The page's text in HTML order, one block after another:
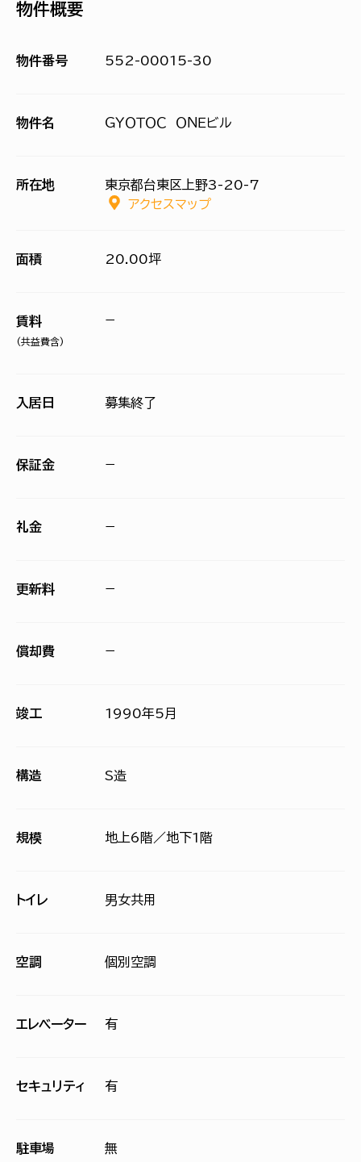
物件概要
物件番号 552-00015-30
物件名 ＧＹＯＴＯＣ ＯＮＥビル
所在地
東京都台東区上野3-20-7
アクセスマップ
面積 20.00坪
賃料
(共益費含)
−
入居日 募集終了
保証金 −
礼金 −
更新料 −
償却費 −
竣工 1990年5月
構造 S造
規模 地上6階／地下1階
トイレ 男女共用
空調 個別空調
エレベーター 有
セキュリティ 有
駐車場 無